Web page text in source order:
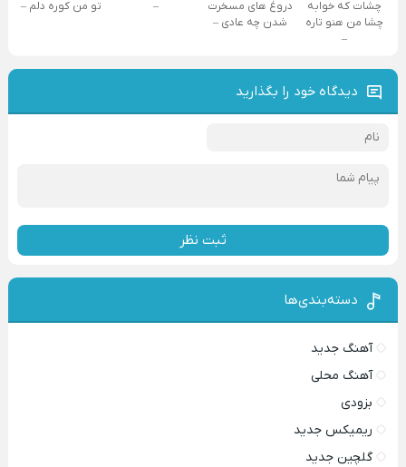
چشات که خوابه
چشا من هنو تاره
–
دروغ‌ های مسخرت
شدن چه عادی –
–
تو من کوره دلم –
دیدگاه خود را بگذارید
ثبت نظر
دسته‌بندی‌ها
آهنگ جدید
آهنگ محلی
بزودی
ریمیکس جدید
گلچین جدید